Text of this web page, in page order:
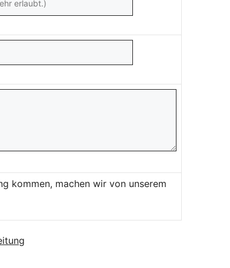
kommen, machen wir von unserem